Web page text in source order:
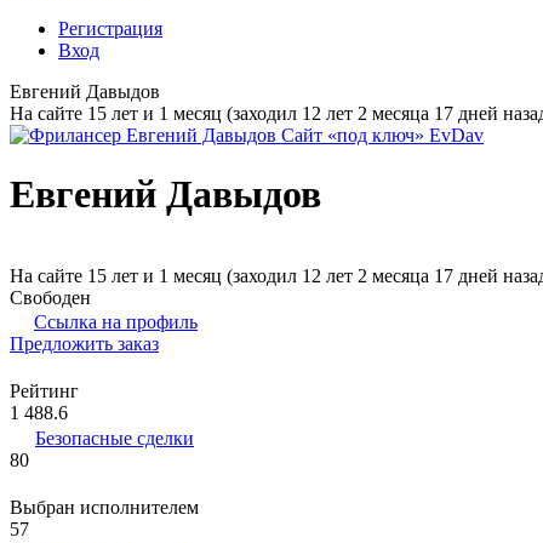
Регистрация
Вход
Евгений Давыдов
На сайте 15 лет и 1 месяц (заходил 12 лет 2 месяца 17 дней
Евгений Давыдов
На сайте 15 лет и 1 месяц (заходил 12 лет 2 месяца 17 дней
Свободен
Ссылка на профиль
Предложить заказ
Рейтинг
1 488.6
Безопасные сделки
80
Выбран исполнителем
57